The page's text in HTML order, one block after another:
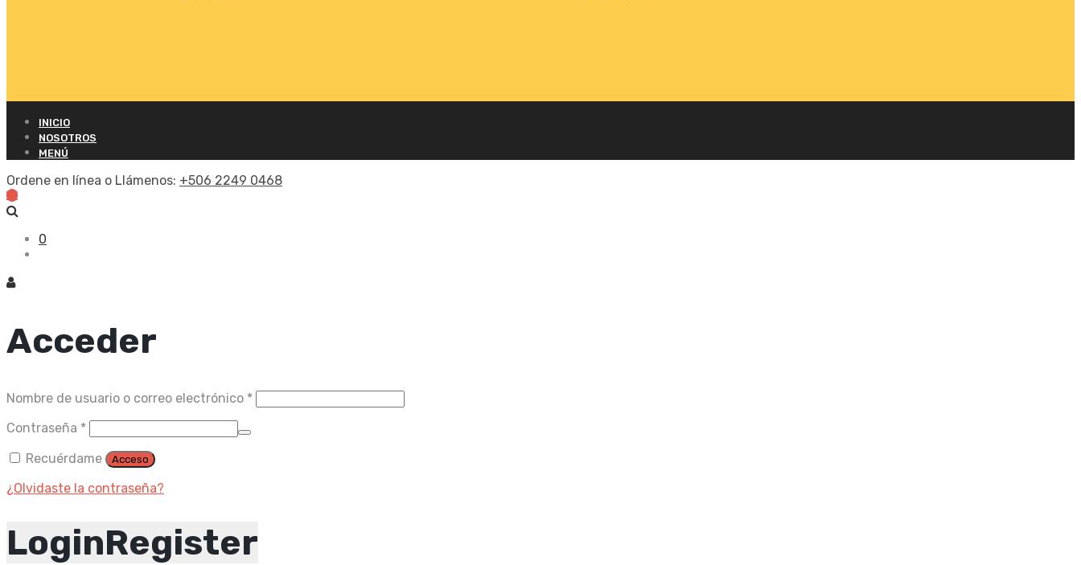
INICIO
NOSOTROS
MENÚ
Ordene en línea o Llámenos: +506 2249 0468
0
Acceder
Nombre de usuario o correo electrónico *
Contraseña *
Recuérdame Acceso
¿Olvidaste la contraseña?
LoginRegister